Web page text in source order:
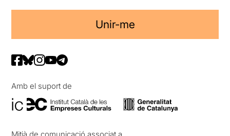
Unir-me
Amb el suport de